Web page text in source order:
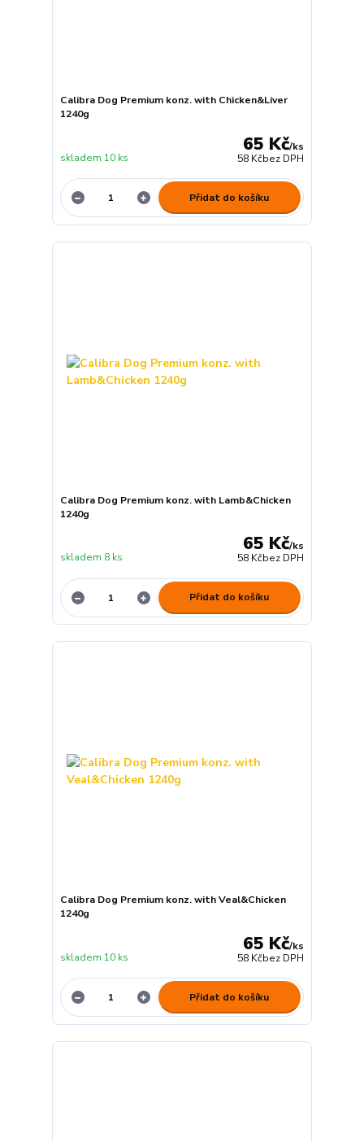
Calibra Dog Premium konz. with Chicken&Liver
1240g
65 Kč/ks
58 Kčbez DPH
skladem 10 ks
Přidat do košíku
Calibra Dog Premium konz. with Lamb&Chicken
1240g
65 Kč/ks
58 Kčbez DPH
skladem 8 ks
Přidat do košíku
Calibra Dog Premium konz. with Veal&Chicken
1240g
65 Kč/ks
58 Kčbez DPH
skladem 10 ks
Přidat do košíku